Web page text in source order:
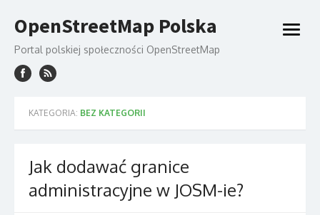
to
content
OpenStreetMap Polska
Portal polskiej społeczności OpenStreetMap
open
KATEGORIA: BEZ KATEGORII
Jak dodawać granice
administracyjne w JOSM-ie?